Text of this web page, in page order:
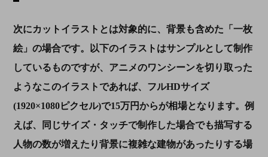
次にカットイラストとは対象的に、背景も含めた「一枚
絵」の場合です。以下のイラストはサンプルとして制作
しているものですが、アニメのワンシーンを切り取った
ようなこのイラストであれば、フルHDサイズ
(1920×1080ピクセル)で15万円からが相場となります。例
えば、同じサイズ・タッチで制作した場合でも描写する
人物の数が増えたり背景に複雑な建物があったりする場